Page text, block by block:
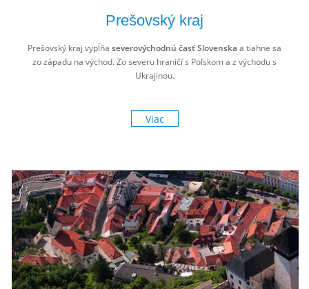
Prešovský kraj
Prešovský kraj vypĺňa severovýchodnú časť Slovenska a tiahne sa
zo západu na východ. Zo severu hraničí s Poľskom a z východu s
Ukrajinou.
Viac